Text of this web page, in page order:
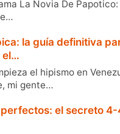
La Novia De Papotico:
la guía definitiva
el…
el hipismo en
mi gente…
el secreto